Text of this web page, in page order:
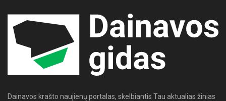
Dainavos krašto naujienų portalas, skelbiantis Tau aktualias žinias